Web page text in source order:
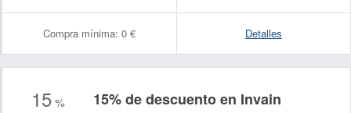
Compra mínima: 0 € Detalles
15 % 15% de descuento en Invain